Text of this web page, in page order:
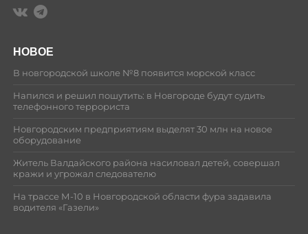
НОВОЕ
В новгородской школе №8 появится морской класс
Напился и решил пошутить: в Новгороде будут судить
телефонного террориста
Новгородским предприятиям выделят 30 млн на новое
оборудование
Житель Валдайского района насиловал детей, совершал
кражи и угрожал следователю
На трассе М-10 в Новгородской области фура задавила
водителя «Газели»